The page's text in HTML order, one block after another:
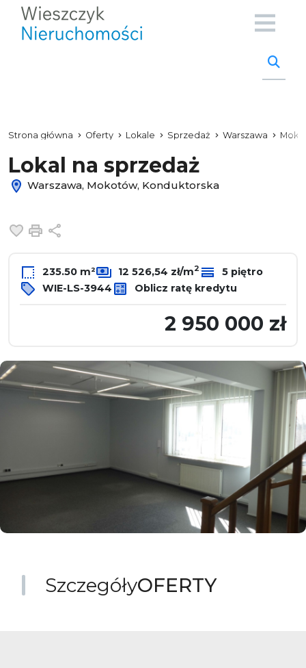
Strona główna Oferty Lokale Sprzedaż Warszawa
Lokal na sprzedaż
Warszawa, Mokotów, Konduktorska
Dodaj do ulubionych
Drukuj
235.50 m² 12 526,54 zł/m2
5 piętro
WIE-LS-3944
Oblicz ratę kredytu
2 950 000 zł
SzczegółyOFERTY